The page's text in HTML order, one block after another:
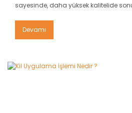
sayesinde, daha yüksek kalitelide
Devamı